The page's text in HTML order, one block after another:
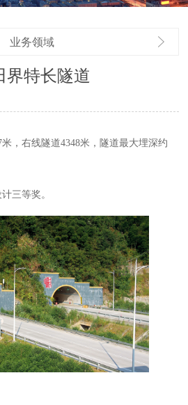
业务领域
界特长隧道
，右线隧道4348米，隧道最大埋深约
三等奖。